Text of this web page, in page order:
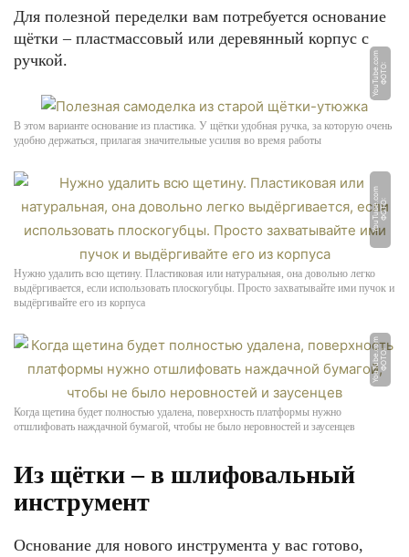
Для полезной переделки вам потребуется основание
щётки – пластмассовый или деревянный корпус с
ручкой.
Ф
О
Т
О:
Y
o
u
T
u
b
e.
c
o
m
В этом варианте основание из пластика. У щётки удобная ручка, за которую очень
удобно держаться, прилагая значительные усилия во время работы
Ф
О
Т
О:
Y
o
u
T
u
b
e.
c
o
m
Нужно удалить всю щетину. Пластиковая или натуральная, она довольно легко
выдёргивается, если использовать плоскогубцы. Просто захватывайте ими пучок и
выдёргивайте его из корпуса
Ф
О
Т
О:
Y
o
u
T
u
b
e.
c
o
m
Когда щетина будет полностью удалена, поверхность платформы нужно
отшлифовать наждачной бумагой, чтобы не было неровностей и заусенцев
Из щётки – в шлифовальный
инструмент
Основание для нового инструмента у вас готово,